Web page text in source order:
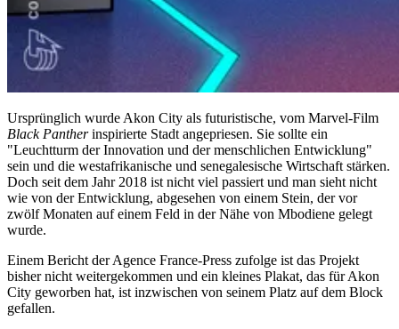
Ursprünglich wurde Akon City als futuristische, vom Marvel-Film
Black Pantherinspirierte Stadt angepriesen. Sie sollte ein
"Leuchtturm der Innovation und der menschlichen Entwicklung"
sein und die westafrikanische und senegalesische Wirtschaft stärken.
Doch seit dem Jahr 2018 ist nicht viel passiert und man sieht nicht
wie von der Entwicklung, abgesehen von einem Stein, der vor
zwölf Monaten auf einem Feld in der Nähe von Mbodiene gelegt
wurde.
Einem Bericht der Agence France-Press zufolge ist das Projekt
bisher nicht weitergekommen und ein kleines Plakat, das für Akon
City geworben hat, ist inzwischen von seinem Platz auf dem Block
gefallen.